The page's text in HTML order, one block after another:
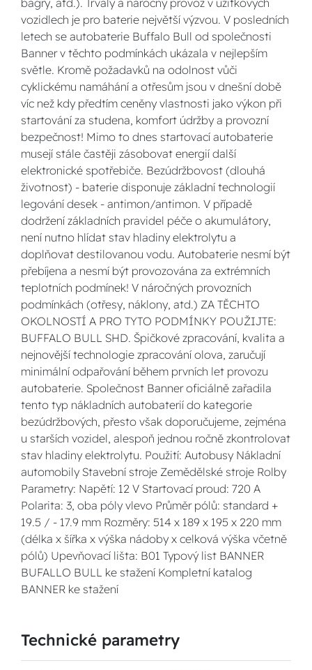
bagry, atd.). Trvalý a náročný provoz v užitkových
vozidlech je pro baterie největší výzvou. V posledních
letech se autobaterie Buffalo Bull od společnosti
Banner v těchto podmínkách ukázala v nejlepším
světle. Kromě požadavků na odolnost vůči
cyklickému namáhání a otřesům jsou v dnešní době
víc než kdy předtím ceněny vlastnosti jako výkon při
startování za studena, komfort údržby a provozní
bezpečnost! Mimo to dnes startovací autobaterie
musejí stále častěji zásobovat energií další
elektronické spotřebiče. Bezúdržbovost (dlouhá
životnost) - baterie disponuje základní technologií
legování desek - antimon/antimon. V případě
dodržení základních pravidel péče o akumulátory,
není nutno hlídat stav hladiny elektrolytu a
doplňovat destilovanou vodu. Autobaterie nesmí být
přebíjena a nesmí být provozována za extrémních
teplotních podmínek! V náročných provozních
podmínkách (otřesy, náklony, atd.) ZA TĚCHTO
OKOLNOSTÍ A PRO TYTO PODMÍNKY POUŽIJTE:
BUFFALO BULL SHD. Špičkové zpracování, kvalita a
nejnovější technologie zpracování olova, zaručují
minimální odpařování během prvních let provozu
autobaterie. Společnost Banner oficiálně zařadila
tento typ nákladních autobaterií do kategorie
bezúdržbových, přesto však doporučujeme, zejména
u starších vozidel, alespoň jednou ročně zkontrolovat
stav hladiny elektrolytu. Použití: Autobusy Nákladní
automobily Stavební stroje Zemědělské stroje Rolby
Parametry: Napětí: 12 V Startovací proud: 720 A
Polarita: 3, oba póly vlevo Průměr pólů: standard +
19.5 / - 17.9 mm Rozměry: 514 x 189 x 195 x 220 mm
(délka x šířka x výška nádoby x celková výška včetně
pólů) Upevňovací lišta: B01 Typový list BANNER
BUFALLO BULL ke stažení Kompletní katalog
BANNER ke stažení
Technické parametry